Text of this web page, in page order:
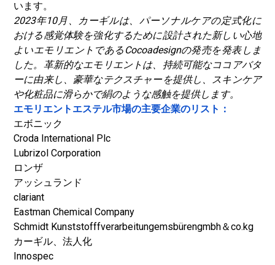
います。
2023年10月、カーギルは、パーソナルケアの定式化に
おける感覚体験を強化するために設計された新しい心地
よいエモリエントであるCocoadesignの発売を発表しま
した。革新的なエモリエントは、持続可能なココアバタ
ーに由来し、豪華なテクスチャーを提供し、スキンケア
や化粧品に滑らかで絹のような感触を提供します。
エモリエントエステル市場の主要企業のリスト：
エボニック
Croda International Plc
Lubrizol Corporation
ロンザ
アッシュランド
clariant
Eastman Chemical Company
Schmidt Kunststofffverarbeitungemsbürengmbh＆co.kg
カーギル、法人化
Innospec